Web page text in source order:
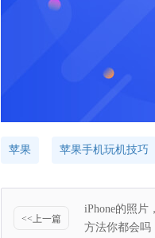
苹果 苹果手机玩机技巧
<<上一篇
iPhone的照片
方法你都会吗